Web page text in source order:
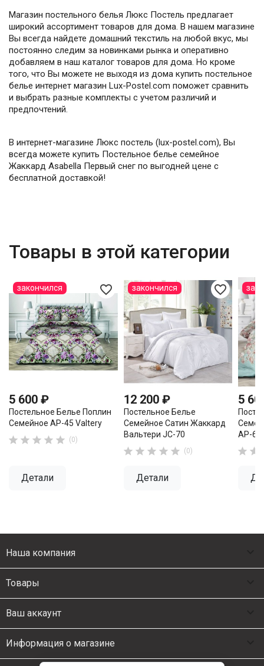
Магазин постельного белья Люкс Постель предлагает
широкий ассортимент товаров для дома. В нашем магазине
Вы всегда найдете домашний текстиль на любой вкус, мы
постоянно следим за новинками рынка и оперативно
добавляем в наш каталог товаров для дома. Но кроме
того, что Вы можете не выходя из дома купить постельное
белье интернет магазин Lux-Postel.com поможет сравнить
и выбрать разные комплекты с учетом различий и
предпочтений.
В интернет-магазине Люкс постель (lux-postel.com), Вы
всегда можете купить Постельное белье семейное
Жаккард Asabella Первый снег по выгодней цене с
бесплатной доставкой!
Товары в этой категории
favorite_border
5 600 ₽
Постельное Белье Поплин
Семейное AP-45 Valtery
     (0)
Детали
закончился favorite_border
12 200 ₽
Постельное Белье
Семейное Сатин Жаккард
Вальтери JC-70
     (0)
Детали
закончился
5
AP-68
 
Наша компания
Товары
Ваш аккаунт
Информация о магазине